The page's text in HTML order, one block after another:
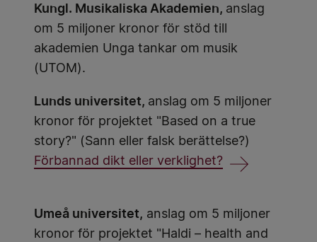
Kungl. Musikaliska Akademien, anslag
om 5 miljoner kronor för stöd till
akademien Unga tankar om musik
(UTOM).
Lunds universitet, anslag om 5 miljoner
kronor för projektet "Based on a true
story?" (Sann eller falsk berättelse?)
Förbannad dikt eller verklighet?
Umeå universitet, anslag om 5 miljoner
kronor för projektet "Haldi – health and